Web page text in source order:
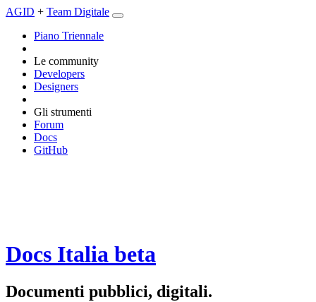
AGID + Team Digitale
Piano Triennale
Le community
Developers
Designers
Gli strumenti
Forum
Docs
GitHub
Docs Italia beta
Documenti pubblici, digitali.